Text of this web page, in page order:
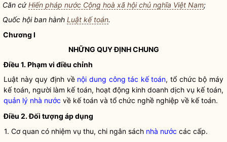
Căn cứHiến pháp nước Cộng hoà xã hội chủ nghĩa Việt Nam;
Quốc hộiban hành Luật kế toán.
Chương I
NHỮNG QUY ĐỊNH CHUNG
Điều 1. Phạm vi điều chỉnh
Luật này quy định về nội dung công tác kế toán, tổ chức bộ máy
kế toán, người làm kế toán, hoạt động kinh doanh dịch vụ kế toán,
quản lý nhà nước về kế toán và tổ chức nghề nghiệp về kế toán.
Điều 2. Đối tượng áp dụng
1. Cơ quan có nhiệm vụ thu, chi ngân sách nhà nước các cấp.